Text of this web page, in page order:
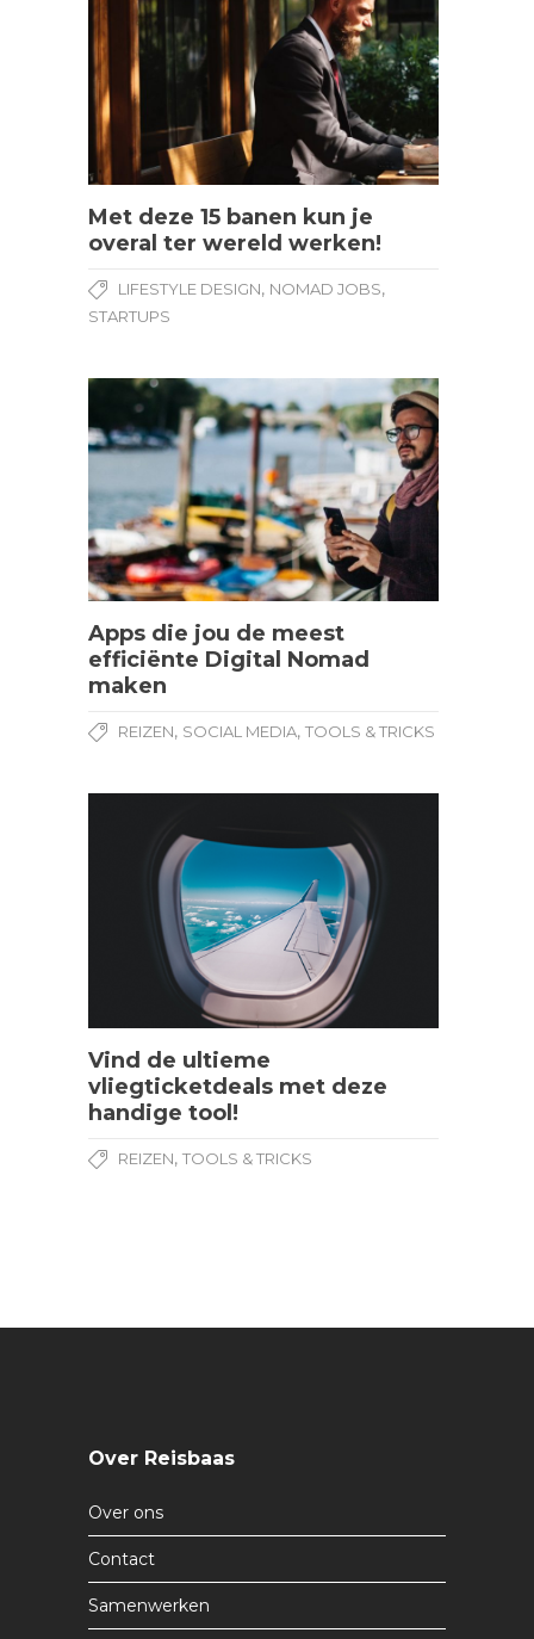
Met deze 15 banen kun je
overal ter wereld werken!
LIFESTYLE DESIGN, NOMAD JOBS,
STARTUPS
Apps die jou de meest
efficiënte Digital Nomad
maken
REIZEN, SOCIAL MEDIA, TOOLS & TRICKS
Vind de ultieme
vliegticketdeals met deze
handige tool!
REIZEN, TOOLS & TRICKS
Over Reisbaas
Over ons
Contact
Samenwerken